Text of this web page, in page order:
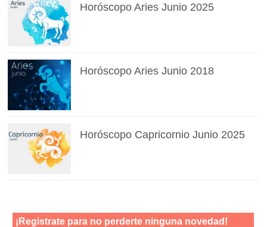
Horóscopo Aries Junio 2025
Horóscopo Aries Junio 2018
Horóscopo Capricornio Junio 2025